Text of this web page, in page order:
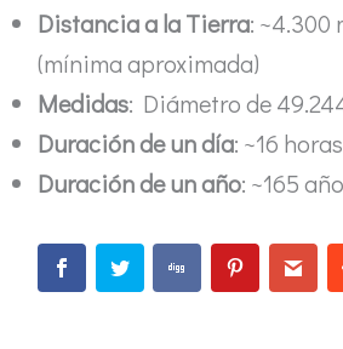
Distancia a la Tierra: ~4.300
(mínima aproximada)
Medidas: Diámetro de
Duración de un día: ~16 horas
Duración de un año: ~165